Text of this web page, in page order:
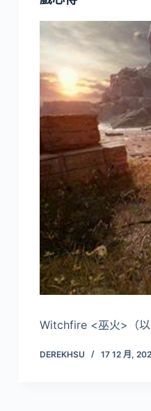
Witchfire <巫火>（
DEREKHSU 17 12 月,